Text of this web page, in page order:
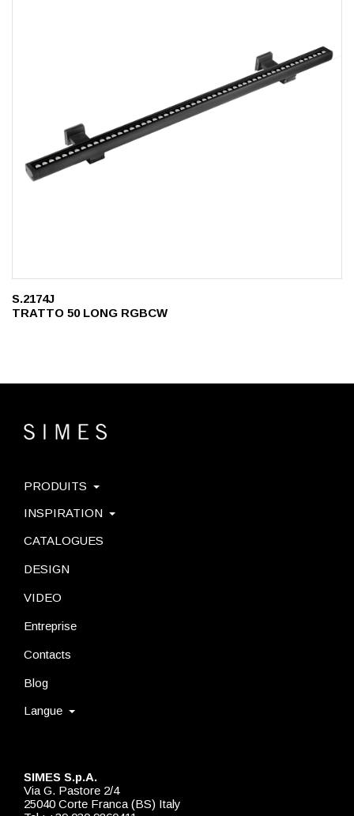
S.2174J
TRATTO 50 LONG RGBCW
SIMES S.p.A.
Via G. Pastore 2/4
25040 Corte Franca (BS) Italy
PRODUITS
INSPIRATION
CATALOGUES
DESIGN
VIDEO
Entreprise
Contacts
Blog
Langue